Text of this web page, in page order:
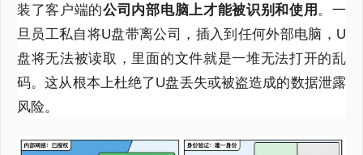
装了客户端的公司内部电脑上才能被识别和使用 。一
旦员工私自将U盘带离公司，插入到任何外部电脑，U
盘将无法被读取，里面的文件就是一堆无法打开的乱
码。这从根本上杜绝了U盘丢失或被盗造成的数据泄露
风险。